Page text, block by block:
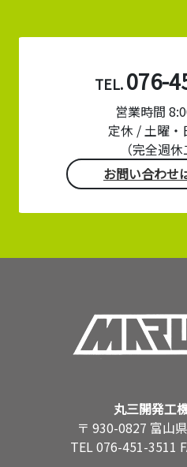
TEL. 076-
営業時間
定休 / 土曜・
（完全週休
お問い合わせ
丸三開発工
〒 930-0827 富山
TEL 076-451-3511